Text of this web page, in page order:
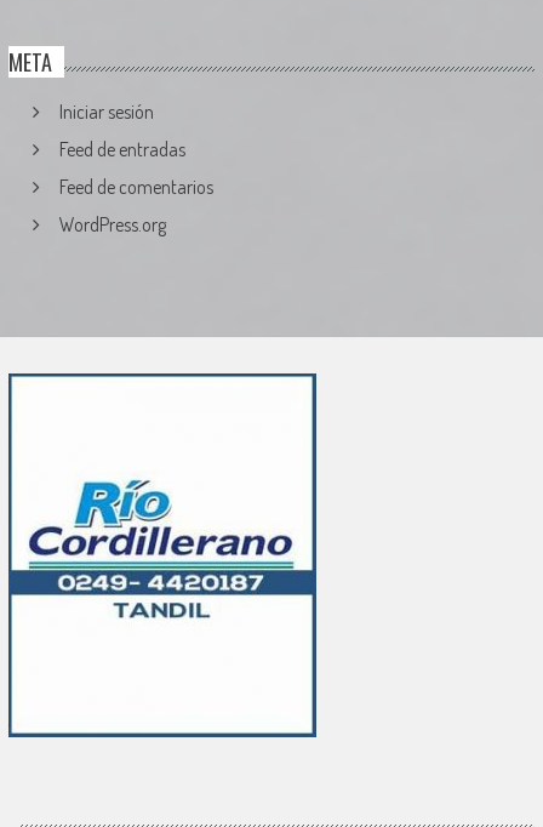
META
Iniciar sesión
Feed de entradas
Feed de comentarios
WordPress.org